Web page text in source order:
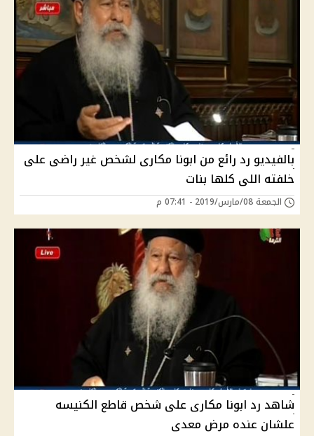
بالفيديو رد رائع من ابونا مكارى لشخص غير راضى على
خلفته اللى كلها بنات
الجمعة 08/مارس/2019 - 07:41 م
شاهد رد ابونا مكارى على شخص قاطع الكنيسه
علشان عنده مرض معدى